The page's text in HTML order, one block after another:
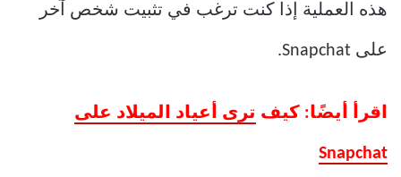
هذه العملية إذا كنت ترغب في تثبيت شخص آخر
على Snapchat.
اقرأ أيضًا: كيف ترى أعياد الميلاد على
Snapchat